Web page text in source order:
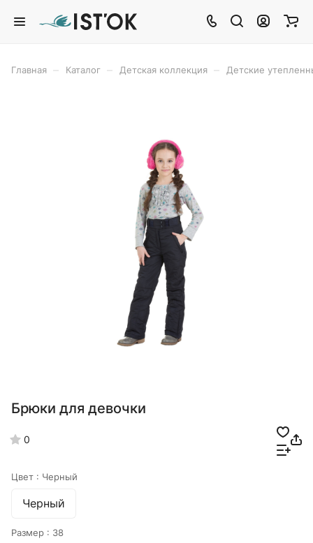
Главная Каталог Детская коллекция Детские
Брюки для девочки
0
Цвет : Черный
Черный
Размер : 38